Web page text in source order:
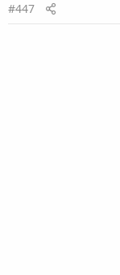
#447